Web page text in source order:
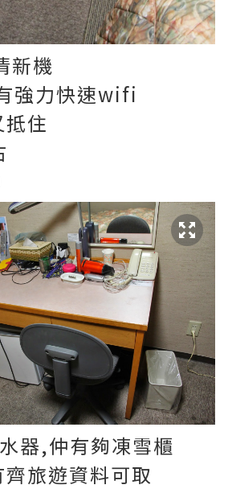
新機
強力快速wifi
住
器,仲有夠凍雪櫃
旅遊資料可取